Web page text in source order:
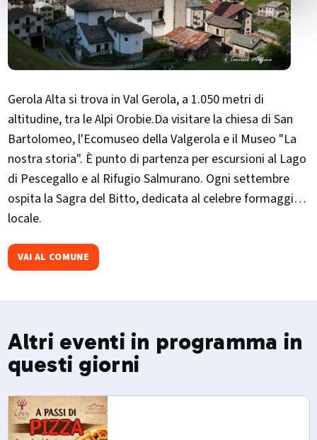
Gerola Alta si trova in Val Gerola, a 1.050 metri di
altitudine, tra le Alpi Orobie.Da visitare la chiesa di San
Bartolomeo, l'Ecomuseo della Valgerola e il Museo "La
nostra storia". È punto di partenza per escursioni al Lago
di Pescegallo e al Rifugio Salmurano. Ogni settembre
ospita la Sagra del Bitto, dedicata al celebre formaggio
locale.​
VAI AL COMUNE
Altri eventi in programma in
questi giorni